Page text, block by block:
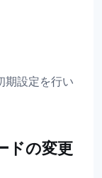
期設定を行い
ドの変更